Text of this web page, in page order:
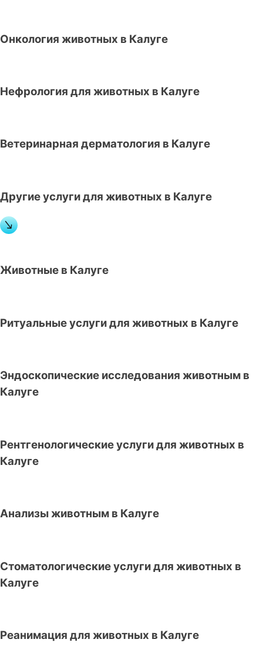
Онкология животных в Калуге
Нефрология для животных в Калуге
Ветеринарная дерматология в Калуге
Другие услуги для животных в Калуге
Животные в Калуге
Ритуальные услуги для животных в Калуге
Эндоскопические исследования животным в
Калуге
Рентгенологические услуги для животных в
Калуге
Анализы животным в Калуге
Стоматологические услуги для животных в
Калуге
Реанимация для животных в Калуге